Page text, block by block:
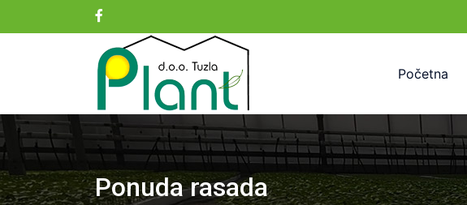
Početna
Ponuda rasada